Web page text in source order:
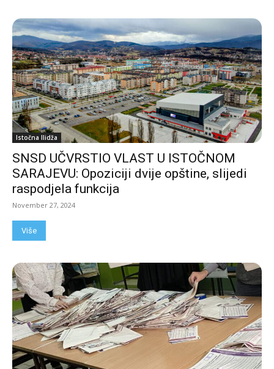
Istočna Ilidža
SNSD UČVRSTIO VLAST U ISTOČNOM
SARAJEVU: Opoziciji dvije opštine, slijedi
raspodjela funkcija
November 27, 2024
Više